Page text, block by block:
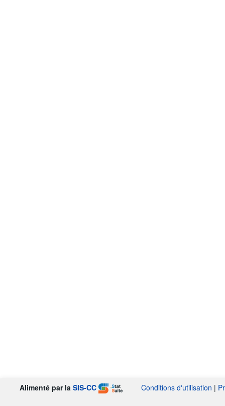
Alimenté par la SIS-CC Conditions d'utilisation |